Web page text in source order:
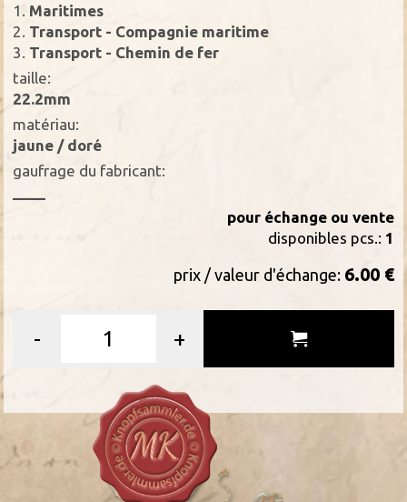
1. Maritimes
2. Transport - Compagnie maritime
3. Transport - Chemin de fer
taille:
22.2mm
matériau:
jaune / doré
gaufrage du fabricant:
pour échange ou vente
disponibles pcs.: 1
prix / valeur d'échange: 6.00 €
- +